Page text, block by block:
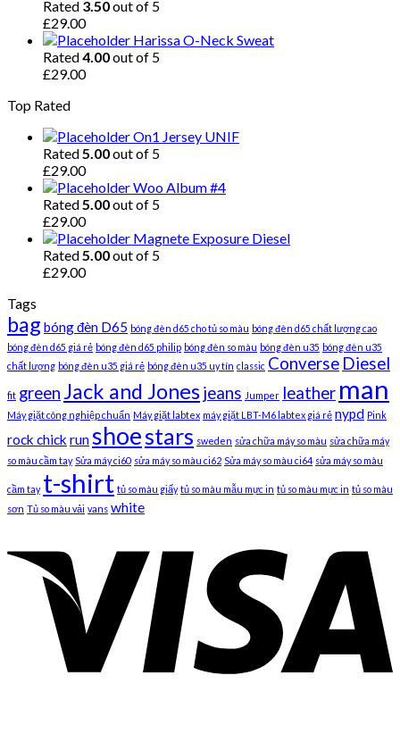
Rated 3.50out of 5
£29.00
Harissa O-Neck Sweat
Rated4.00out of 5
£29.00
Top Rated
On1 Jersey UNIF
Rated 5.00out of 5
£29.00
Woo Album #4
Rated 5.00out of 5
£29.00
Magnete Exposure Diesel
Rated 5.00out of 5
£29.00
Tags
bag bóng đèn D65 bóng đèn d65 cho tủ so màu bóng đèn d65 chất lượng cao
bóng đèn d65 giá rẻ bóng đèn d65 philip bóng đèn so màu bóng đèn u35 bóng đèn u35
chất lượng bóng đèn u35 giá rẻ bóng đèn u35 uy tín classic Converse Diesel
fit greenJack and Jonesjeans Jumper leather man
Máy giặt công nghiệp chuẩn Máy giặt labtex máy giặt LBT-M6 labtex giá rẻ nypd Pink
rock chick runshoestars sweden sửa chữa máy so màu sửa chữa máy
so màu cầm tay Sửa máy ci60 sửa máy so màu ci62 Sửa máy so màu ci64 sửa máy so màu
cầm tay t-shirt tủ so màu giấy tủ so màu mẫu mực in tủ so màu mực in tủ so màu
sơn Tủ so màu vải vans white